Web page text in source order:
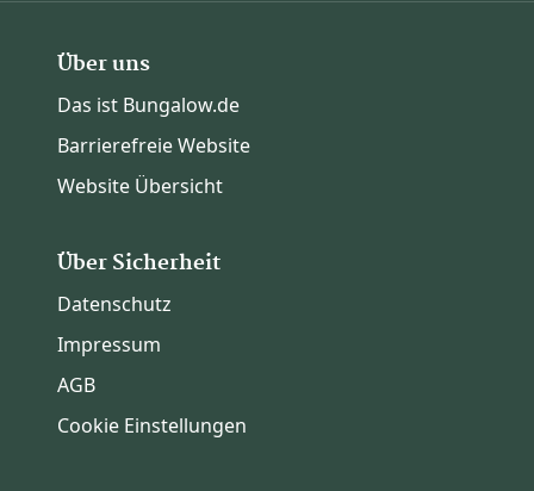
Über uns
Das ist Bungalow.de
Barrierefreie Website
Website Übersicht
Über Sicherheit
Datenschutz
Impressum
AGB
Cookie Einstellungen